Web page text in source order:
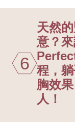
6
天然
意？
程，
胸效
人！